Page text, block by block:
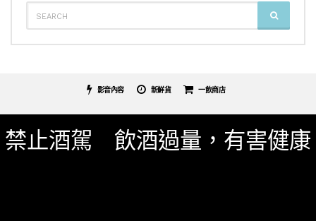
SEARCH
FOR:
SEARCH
影音內容 新鮮貨 一飲商店
關於我們 服務條款
禁止酒駕 飲酒過量，有害健康